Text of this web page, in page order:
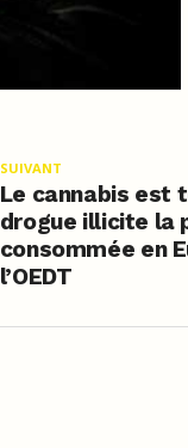
SUIVANT
Le cannabis est
drogue illicite la
consommée en
l’OEDT